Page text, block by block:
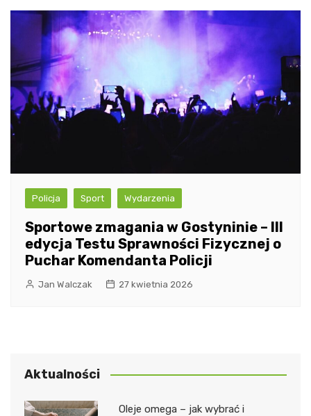
Policja Sport Wydarzenia
Sportowe zmagania w Gostyninie – III
edycja Testu Sprawności Fizycznej o
Puchar Komendanta Policji
Jan Walczak 27 kwietnia 2026
Aktualności
Oleje omega – jak wybrać i